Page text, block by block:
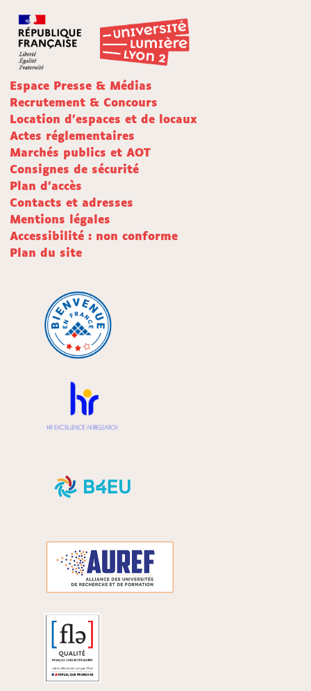
Espace Presse & Médias
Recrutement & Concours
Location d'espaces et de locaux
Actes réglementaires
Marchés publics et AOT
Consignes de sécurité
Plan d'accès
Contacts et adresses
Mentions légales
Accessibilité : non conforme
Plan du site